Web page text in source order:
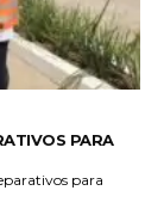
PARA
para